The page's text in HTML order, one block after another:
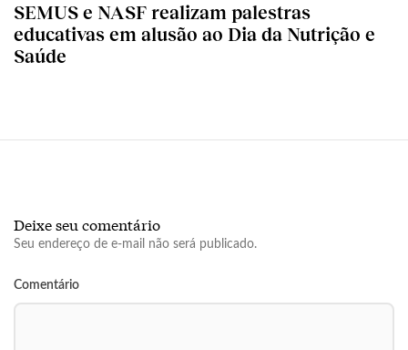
SEMUS e NASF realizam palestras
educativas em alusão ao Dia da Nutrição e
Saúde
Deixe seu comentário
Seu endereço de e-mail não será publicado.
Comentário